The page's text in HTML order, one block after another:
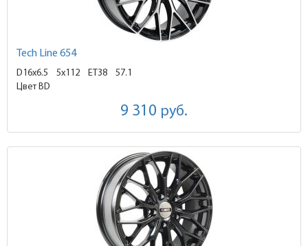
Tech Line 654
D16x6.5 5x112 ET38
57.1
Цвет BD
9 310 руб.